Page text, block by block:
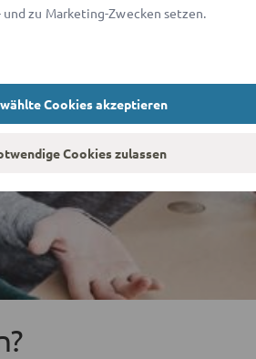
zu Marketing-Zwecken setzen.
Cookies akzeptieren
Cookies zulassen